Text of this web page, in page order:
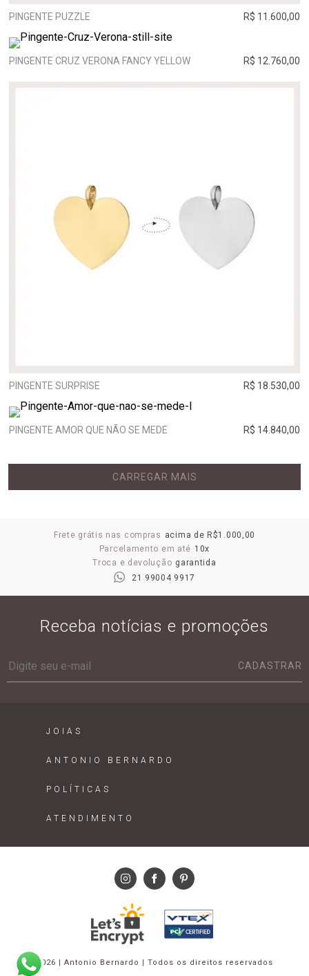
PINGENTE PUZZLE R$ 11.600,00
PINGENTE CRUZ VERONA FANCY YELLOW R$ 12.760,00
PINGENTE SURPRISE R$ 18.530,00
PINGENTE AMOR QUE NÃO SE MEDE R$ 14.840,00
CARREGAR MAIS
Frete grátis nas compras acima de R$1.000,00
Parcelamento em até 10x
Troca e devolução garantida
21 99004 9917
Receba notícias e promoções
CADASTRAR
JOIAS
ANTONIO BERNARDO
POLÍTICAS
ATENDIMENTO
2026 | Antonio Bernardo | Todos os direitos reservados